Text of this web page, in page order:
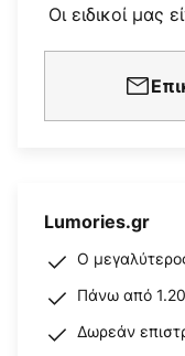
Οι ειδικοί μας
Lumories.gr
Ο
Πάνω από
Δωρεάν